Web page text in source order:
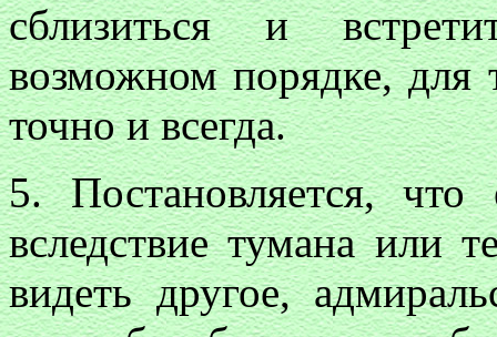
сблизиться и
возможном порядке, для
точно и всегда.
5. Постановляется, что
вследствие тумана или
видеть другое,